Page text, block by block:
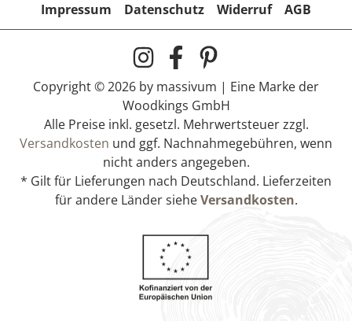
Impressum Datenschutz Widerruf AGB
Copyright © 2026 by massivum | Eine Marke der
Woodkings GmbH
Alle Preise inkl. gesetzl. Mehrwertsteuer zzgl.
Versandkosten und ggf. Nachnahmegebühren, wenn
nicht anders angegeben.
* Gilt für Lieferungen nach Deutschland. Lieferzeiten
für andere Länder sieheVersandkosten.